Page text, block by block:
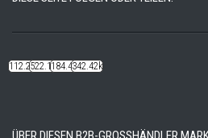
112.22k522.14k184.48k342.42k